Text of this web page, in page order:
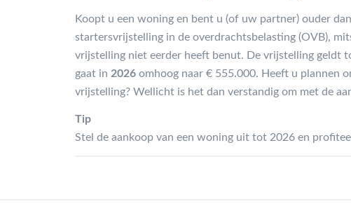
Koopt u een woning en bent u (of uw partner) ouder
startersvrijstelling in de overdrachtsbelasting (OVB),
vrijstelling niet eerder heeft benut. De vrijstelling geldt
gaat in 2026 omhoog naar € 555.000. Heeft u plannen
vrijstelling? Wellicht is het dan verstandig om met de
Tip
Stel de aankoop van een woning uit tot 2026 en